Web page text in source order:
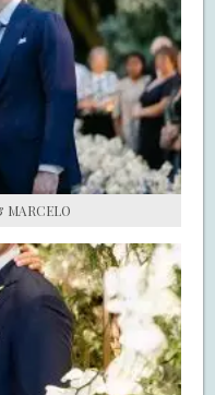
I DO
MARCELO